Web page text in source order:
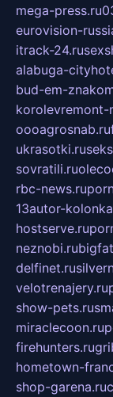
mega-press.ru
eurovision-
itrack-24.ru
alabuga-
bud-em-
korolevremont-
oooagrosnab.ru
ukrasotki.ru
sovratili.ru
rbc-news.ru
13autor-
hostserve.ru
neznobi.ru
delfinet.ru
velotrenajery.ru
show-pets.ru
miraclecoon.ru
firehunters.ru
hometown-
shop-garena.ru